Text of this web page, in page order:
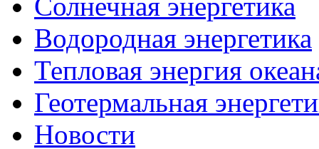
Водородная энергетика
Тепловая энергия
Геотермальная
Новости